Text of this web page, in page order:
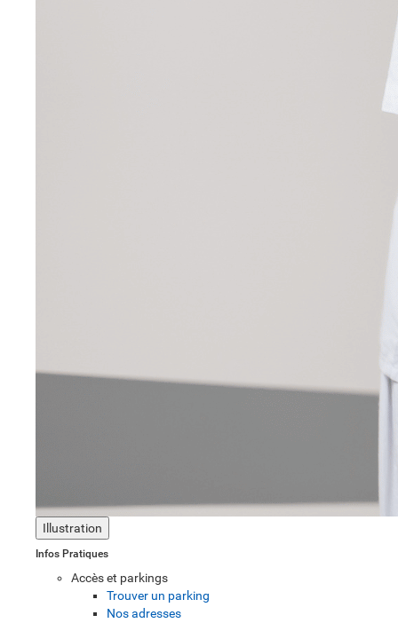
Illustration
Infos Pratiques
Accès et parkings
Trouver un parking
Nos adresses